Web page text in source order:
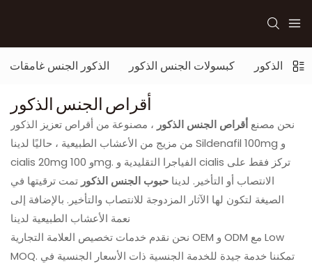
الذكور الجنس غامقات كبسولات الجنس الذكور الذكور
أقراص الجنس الذكور
نحن مصنع أقراص الجنس الذكور ، مصنوعة من أقراص تعزيز الذكور
من مزيج من الأعشاب الطبيعية ، حاليًا لدينا Sildenafil 100mg و
cialis 20mg و 100mg. الفياجرا التقليدية و cialis تركز فقط على
الانتصاب أو التأخير. لدينا حبوب الجنس الذكور تمت ترقيتها في
الصيغة لتكون لها الآثار المزدوجة للانتصاب والتأخير. بالإضافة إلى
نعمة الأعشاب الطبيعية لدينا
نحن نقدم خدمات تخصيص العلامة التجارية OEM و ODM مع Low
MOQ. تمكننا خدمة جيدة للخدمة الجنسية ذات الأسعار الجنسية في